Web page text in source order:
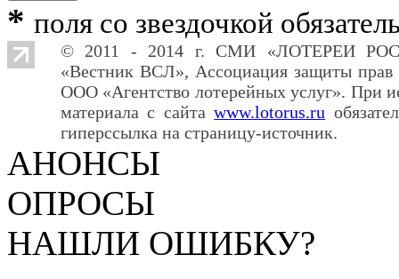
* поля со звездочкой
© 2011 - 2014 г. СМИ «ЛОТЕРЕИ
«Вестник ВСЛ», Ассоциация защиты прав
ООО «Агентство лотерейных услуг». При
материала с сайтаwww.lotorus.ru
гиперссылка на страницу-источник.
АНОНСЫ
ОПРОСЫ
НАШЛИ ОШИБКУ?